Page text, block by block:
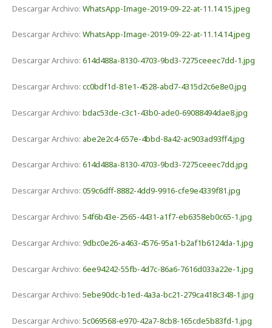
Descargar Archivo:WhatsApp-Image-2019-09-22-at-11.14.15.jpeg
Descargar Archivo:WhatsApp-Image-2019-09-22-at-11.14.14.jpeg
Descargar Archivo:614d488a-8130-4703-9bd3-7275ceeec7dd-1.jpg
Descargar Archivo:cc0bdf1d-81e1-4528-abd7-4315d2c6e8e0.jpg
Descargar Archivo:bdac53de-c3c1-43b0-ade0-69088494dae8.jpg
Descargar Archivo: abe2e2c4-657e-4bbd-8a42-ac903ad93ff4.jpg
Descargar Archivo:614d488a-8130-4703-9bd3-7275ceeec7dd.jpg
Descargar Archivo:059c6dff-8882-4dd9-9916-cfe9e4339f81.jpg
Descargar Archivo:54f6b43e-2565-4431-a1f7-eb6358eb0c65-1.jpg
Descargar Archivo:9dbc0e26-a463-4576-95a1-b2af1b6124da-1.jpg
Descargar Archivo:6ee94242-55fb-4d7c-86a6-7616d033a22e-1.jpg
Descargar Archivo:5ebe90dc-b1ed-4a3a-bc21-279ca418c348-1.jpg
Descargar Archivo:5c069568-e970-42a7-8cb8-165cde5b83fd-1.jpg